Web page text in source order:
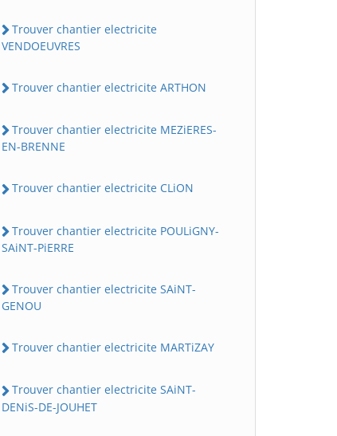
Trouver chantier electricite
VENDOEUVRES
Trouver chantier electricite ARTHON
Trouver chantier electricite MEZiERES-
EN-BRENNE
Trouver chantier electricite CLiON
Trouver chantier electricite POULiGNY-
SAiNT-PiERRE
Trouver chantier electricite SAiNT-
GENOU
Trouver chantier electricite MARTiZAY
Trouver chantier electricite SAiNT-
DENiS-DE-JOUHET